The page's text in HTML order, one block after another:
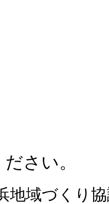
さい。
地域づくり